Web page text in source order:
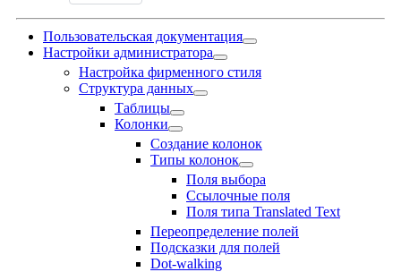
Пользовательская документация
Настройки администратора
Настройка фирменного стиля
Структура данных
Таблицы
Колонки
Создание колонок
Типы колонок
Поля выбора
Ссылочные поля
Поля типа Translated Text
Переопределение полей
Подсказки для полей
Dot-walking